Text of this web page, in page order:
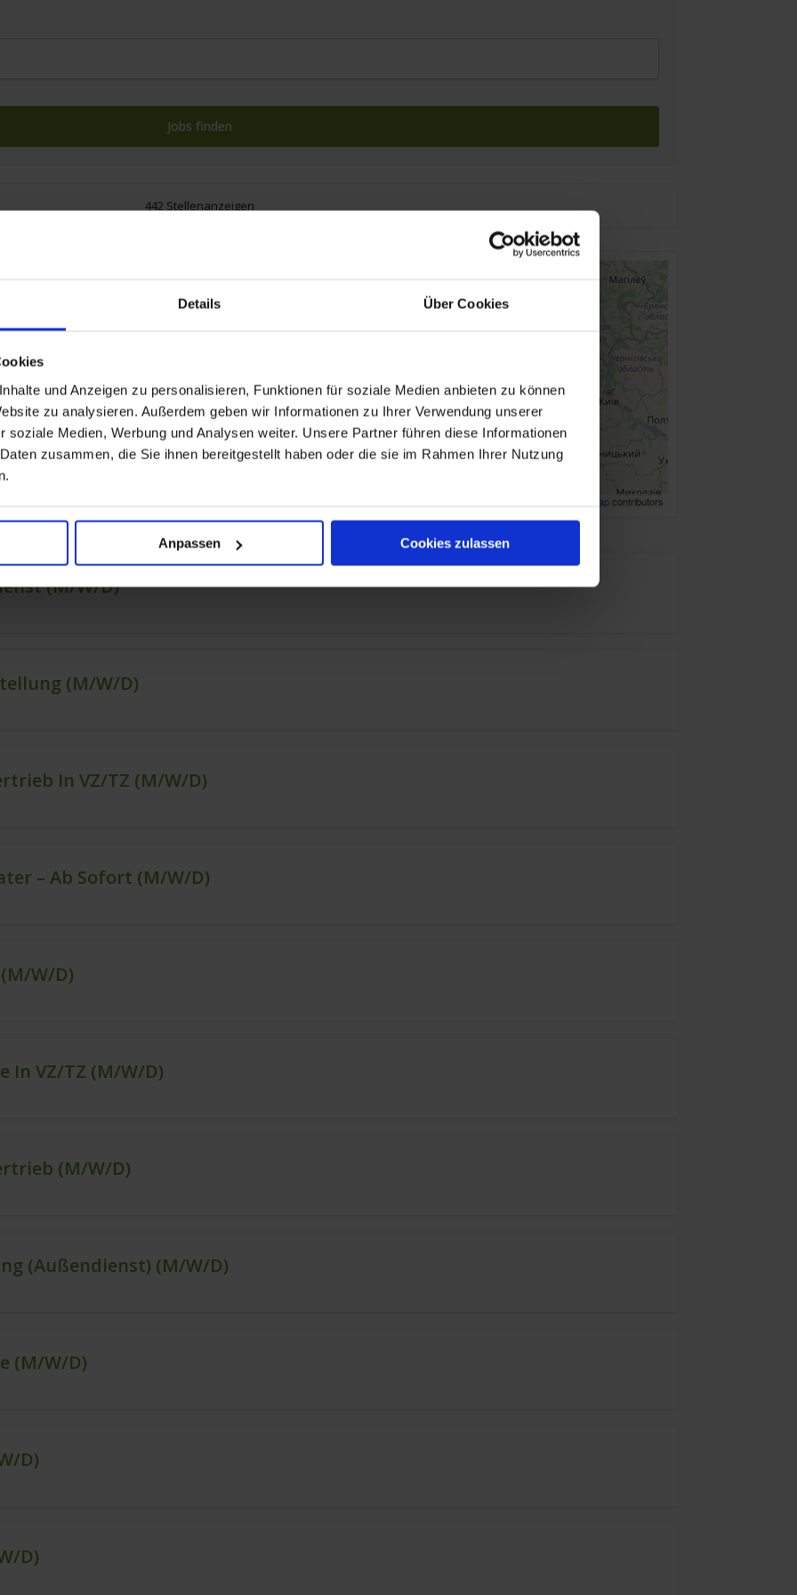
Details Über Cookies
und Anzeigen zu personalisieren, Funktionen für soziale Medien anbieten zu können
zu analysieren. Außerdem geben wir Informationen zu Ihrer Verwendung unserer
soziale Medien, Werbung und Analysen weiter. Unsere Partner führen diese Informationen
zusammen, die Sie ihnen bereitgestellt haben oder die sie im Rahmen Ihrer Nutzung
Anpassen Cookies zulassen
442 Stellenanzeigen
OpenStreetMapcontributors
(m/w/d)
(m/w/d)
In VZ/TZ (m/w/d)
– Ab Sofort (m/w/d)
(m/w/d)
In VZ/TZ (m/w/d)
(m/w/d)
(Außendienst) (m/w/d)
(m/w/d)
d)
d)